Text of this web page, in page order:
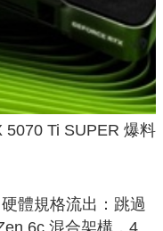
5070 Ti SUPER 爆料
體規格流出：跳過
6c 混合架構，4K